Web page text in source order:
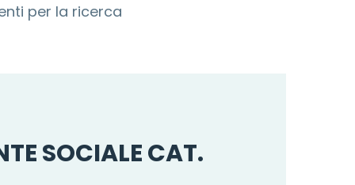
per la ricerca
SOCIALE CAT.